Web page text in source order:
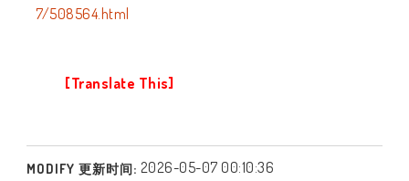
7/508564.html
[Translate This]
MODIFY 更新时间: 2026-05-07 00:10:36